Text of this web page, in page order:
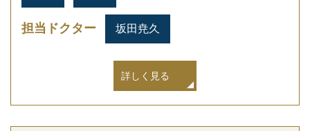
担当ドクター 坂田尭久
詳しく見る